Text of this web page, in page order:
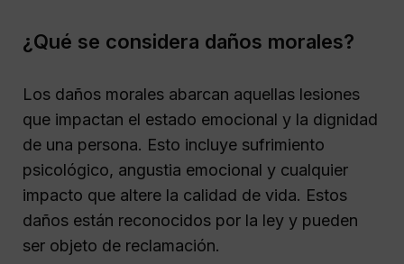
¿Qué se considera daños morales?
Los daños morales abarcan aquellas lesiones
que impactan el estado emocional y la dignidad
de una persona. Esto incluye sufrimiento
psicológico, angustia emocional y cualquier
impacto que altere la calidad de vida. Estos
daños están reconocidos por la ley y pueden
ser objeto de reclamación.